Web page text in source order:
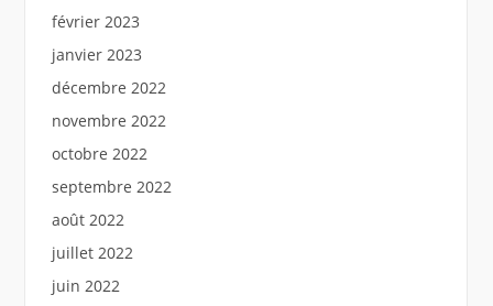
février 2023
janvier 2023
décembre 2022
novembre 2022
octobre 2022
septembre 2022
août 2022
juillet 2022
juin 2022